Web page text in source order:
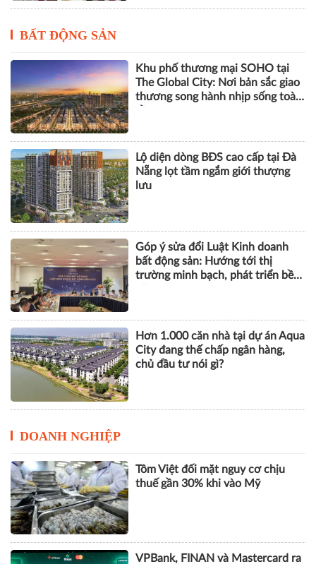
BẤT ĐỘNG SẢN
Khu phố thương mại SOHO tại
The Global City: Nơi bản sắc giao
thương song hành nhịp sống toàn
Lộ diện dòng BĐS cao cấp tại Đà
Nẵng lọt tầm ngắm giới thượng
lưu
Góp ý sửa đổi Luật Kinh doanh
bất động sản: Hướng tới thị
trường minh bạch, phát triển bền
Hơn 1.000 căn nhà tại dự án Aqua
City đang thế chấp ngân hàng,
chủ đầu tư nói gì?
DOANH NGHIỆP
Tôm Việt đối mặt nguy cơ chịu
thuế gần 30% khi vào Mỹ
VPBank, FINAN và Mastercard ra